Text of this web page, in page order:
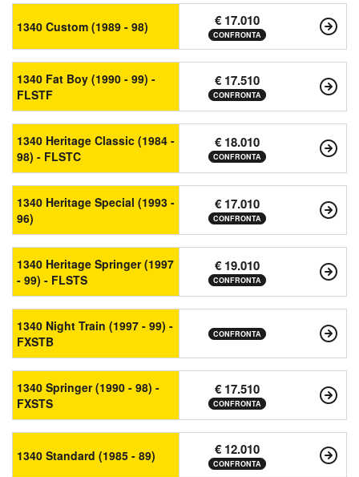
1340 Custom (1989 - 98) € 17.010
CONFRONTA
1340 Fat Boy (1990 - 99) -
FLSTF
€ 17.510
CONFRONTA
1340 Heritage Classic (1984 -
98) - FLSTC
€ 18.010
CONFRONTA
1340 Heritage Special (1993 -
96)
€ 17.010
CONFRONTA
1340 Heritage Springer (1997
- 99) - FLSTS
€ 19.010
CONFRONTA
1340 Night Train (1997 - 99) -
FXSTB
CONFRONTA
1340 Springer (1990 - 98) -
FXSTS
€ 17.510
CONFRONTA
1340 Standard (1985 - 89) € 12.010
CONFRONTA